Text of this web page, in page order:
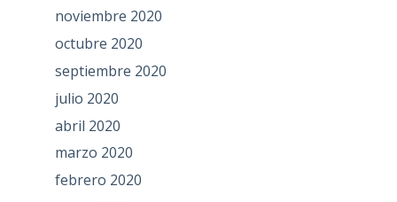
noviembre 2020
octubre 2020
septiembre 2020
julio 2020
abril 2020
marzo 2020
febrero 2020